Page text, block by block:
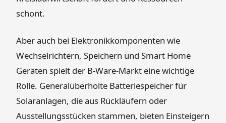
schont.
Aber auch bei Elektronikkomponenten wie
Wechselrichtern, Speichern und Smart Home
Geräten spielt der B-Ware-Markt eine wichtige
Rolle. Generalüberholte Batteriespeicher für
Solaranlagen, die aus Rückläufern oder
Ausstellungsstücken stammen, bieten Einsteigern